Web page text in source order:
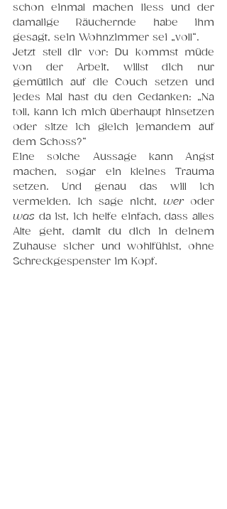
schon einmal machen liess und der
damalige Räuchernde habe ihm
gesagt, sein Wohnzimmer sei „voll“.
Jetzt stell dir vor: Du kommst müde
von der Arbeit, willst dich nur
gemütlich auf die Couch setzen und
jedes Mal hast du den Gedanken: „Na
toll, kann ich mich überhaupt hinsetzen
oder sitze ich gleich jemandem auf
dem Schoss?“
Eine solche Aussage kann Angst
machen, sogar ein kleines Trauma
setzen. Und genau das will ich
vermeiden. Ich sage nicht, wer
was da ist, ich helfe einfach, dass alles
Alte geht, damit du dich in deinem
Zuhause sicher und wohlfühlst, ohne
Schreckgespenster im Kopf.